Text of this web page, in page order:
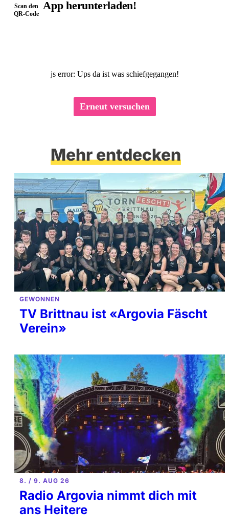
Scan den
QR-Code
App herunterladen!
js error: Ups da ist was schiefgegangen!
Erneut versuchen
Mehr entdecken
GEWONNEN
TV Brittnau ist «Argovia Fäscht
Verein»
8. / 9. AUG 26
Radio Argovia nimmt dich mit
ans Heitere